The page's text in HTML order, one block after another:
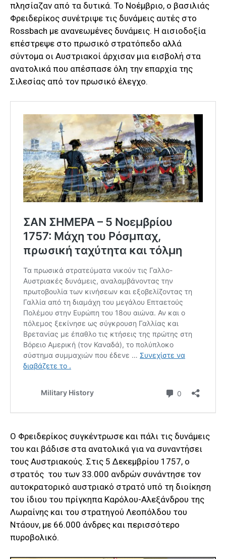
πλησίαζαν από τα δυτικά. Το Νοέμβριο, ο βασιλιάς
Φρειδερίκος συνέτριψε τις δυνάμεις αυτές στο
Rossbach με ανανεωμένες δυνάμεις. Η αισιοδοξία
επέστρεψε στο πρωσικό στρατόπεδο αλλά
σύντομα οι Αυστριακοί άρχισαν μια εισβολή στα
ανατολικά που απέσπασε όλη την επαρχία της
Σιλεσίας από τον πρωσικό έλεγχο.
Ο Φρειδερίκος συγκέντρωσε και πάλι τις δυνάμεις
του και βάδισε στα ανατολικά για να συναντήσει
τους Αυστριακούς. Στις 5 Δεκεμβρίου 1757, ο
στρατός του των 33.000 ανδρών συνάντησε τον
αυτοκρατορικό αυστριακό στρατό υπό τη διοίκηση
του ίδιου του πρίγκηπα Καρόλου-Αλεξάνδρου της
Λωραίνης και του στρατηγού Λεοπόλδου του
Ντάουν, με 66.000 άνδρες και περισσότερο
πυροβολικό.